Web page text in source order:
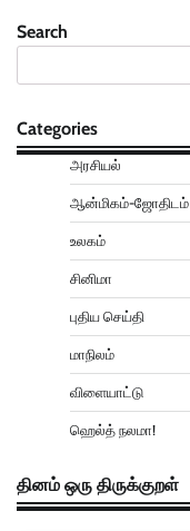
Search
Categories
அரசியல்
ஆன்மிகம்-ஜோதிடம்
உலகம்
சினிமா
புதிய செய்தி
மாநிலம்
விளையாட்டு
ஹெல்த் நலமா!
தினம் ஒரு திருக்குறள்